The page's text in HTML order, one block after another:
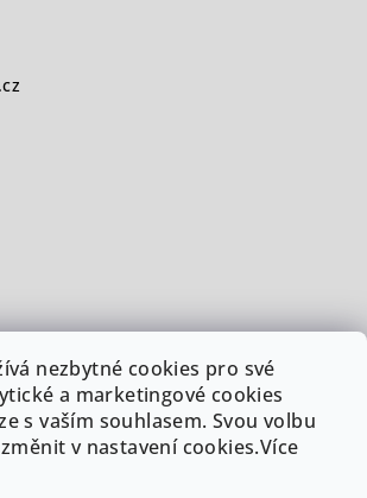
nezbytné cookies pro své
a marketingové cookies
s vaším souhlasem. Svou volbu
v nastavení cookies.Více